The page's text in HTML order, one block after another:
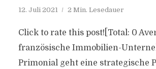
12. Juli 2021 2 Min. Lesedauer
Click to rate this post![Total: 0
französische Immobilien-
Primonial geht eine strategische